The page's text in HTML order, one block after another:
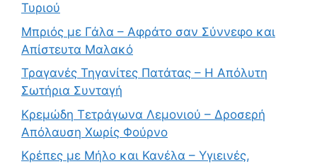
Τυριού
Μπριός με Γάλα – Αφράτο σαν Σύννεφο και
Απίστευτα Μαλακό
Τραγανές Τηγανίτες Πατάτας – Η Απόλυτη
Σωτήρια Συνταγή
Κρεμώδη Τετράγωνα Λεμονιού – Δροσερή
Απόλαυση Χωρίς Φούρνο
Κρέπες με Μήλο και Κανέλα – Υγιεινές,